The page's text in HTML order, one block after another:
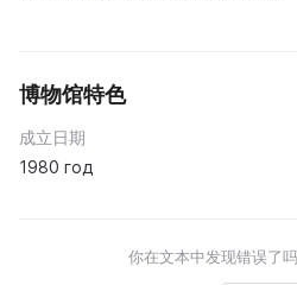
博物馆特色
成立日期
1980 год
你在文本中发现错误了